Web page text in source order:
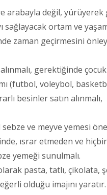
arabayla değil,
sağlayacak ortam ve
zaman geçirmesini
gerektiğinde
(futbol, voleybol,
besinler satın alınmalı,
ve meyve yemesi
ısrar etmeden ve
yemeği sunulmalı.
pasta, tatlı, çikolata,
olduğu imajını yaratır.